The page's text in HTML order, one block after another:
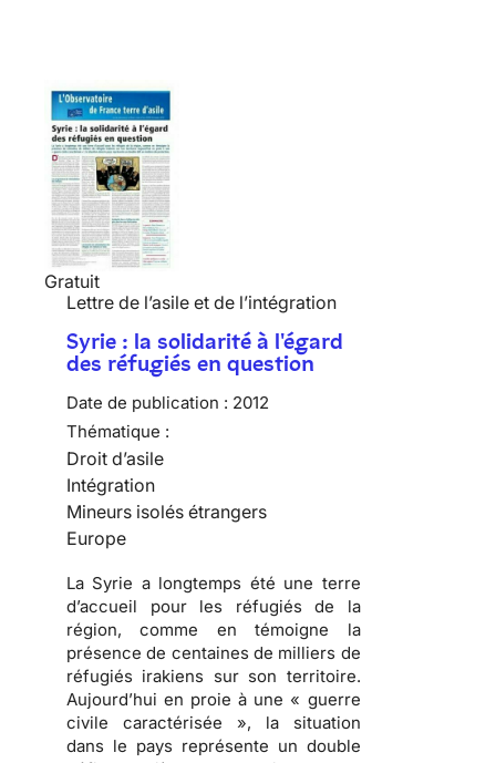
Gratuit
Lettre de l’asile et de l’intégration
Syrie : la solidarité à l'égard
des réfugiés en question
Date de publication : 2012
Thématique :
Droit d’asile
Intégration
Mineurs isolés étrangers
Europe
La Syrie a longtemps été une terre
d’accueil pour les réfugiés de la
région, comme en témoigne la
présence de centaines de milliers de
réfugiés irakiens sur son territoire.
Aujourd’hui en proie à une « guerre
civile caractérisée », la situation
dans le pays représente un double